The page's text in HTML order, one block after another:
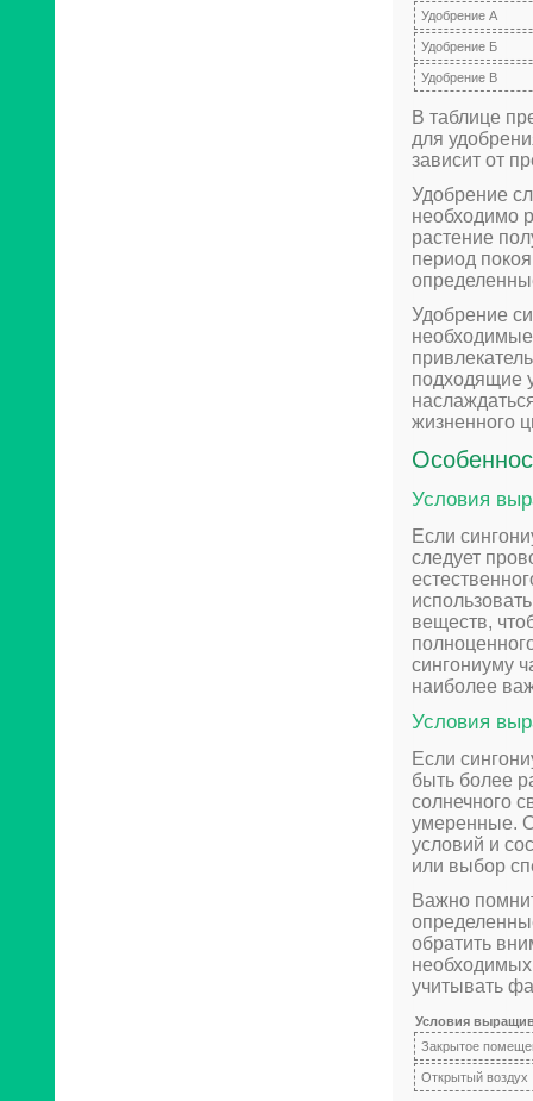
Удобрение А
Удобрение Б
Удобрение В
В таблице
для
зависит от
Удобрение
необходимо
растение
период
Удобрение
подходящие
жизненного
Условия
Если
следует
веществ,
сингониуму
наиболее
Условия
Если
быть более
солнечного
умеренные.
условий и
или выбор
Важно
обратить
необходимых
учитывать
Условия
Закрытое
Открытый воздух